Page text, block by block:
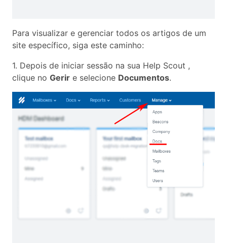
Para visualizar e gerenciar todos os artigos de um
site específico, siga este caminho:
1. Depois de iniciar sessão na sua Help Scout ,
clique no Gerir e selecione Documentos.